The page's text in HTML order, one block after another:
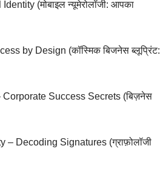
(मोबाइल न्यूमेरोलॉजी: आपका
by Design (कॉस्मिक बिजनेस ब्लूप्रिंट:
Success Secrets (बिज़नेस
Decoding Signatures (ग्राफ़ोलॉजी